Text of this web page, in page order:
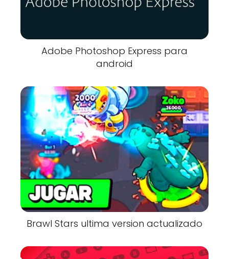
Adobe Photoshop Express para
android
Brawl Stars ultima version actualizado